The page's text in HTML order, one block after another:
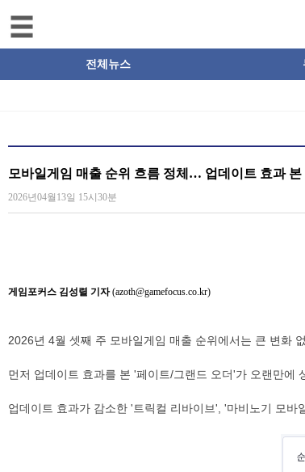
전체뉴스
모바일게임 매출 순위 흐름 정체… 업데이트 효과
2026년04월13일 15시30분
게임포커스 김성렬 기자(azoth@gamefocus.co.kr)
2026년 4월 셋째 주 모바일게임 매출 순위에서는 큰 변화
먼저 업데이트 효과를 본 '페이트/그랜드 오더'가 오랜만에
업데이트 효과가 감소한 '트릭컬 리바이브', '마비노기 모